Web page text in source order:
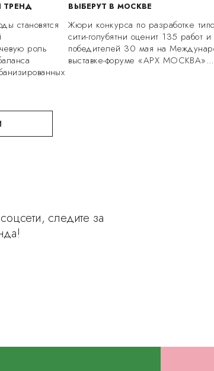
ТРЕНД
становятся
роль
ВЫБЕРУТ В МОСКВЕ
Жюри конкурса по разработке
сити-голубятни оценит 135 работ и
победителей 30 мая на
выставке-форуме «АРХ
следите за